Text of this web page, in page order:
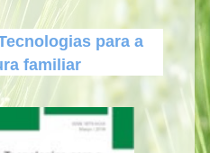
para a
familiar